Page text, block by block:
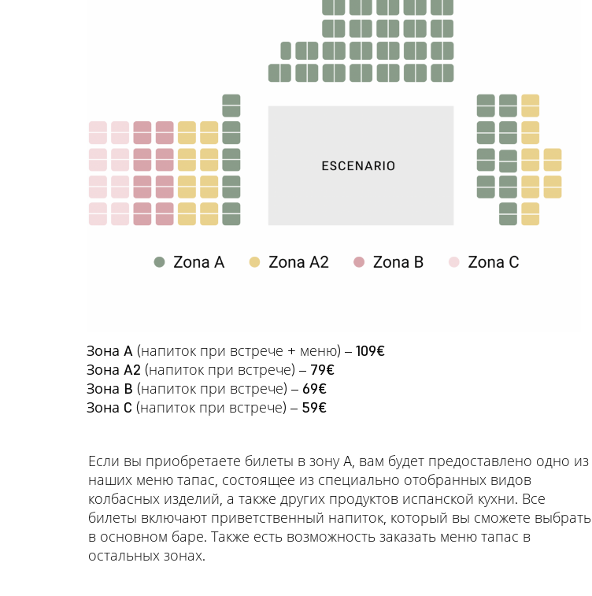
Зона A(напиток при встрече + меню) – 109€
Зона A2 (напиток при встрече) – 79€
Зона B (напиток при встрече) – 69€
Зона C (напиток при встрече) – 59€
Если вы приобретаете билеты в зону A, вам будет предоставлено одно из
наших меню тапас, состоящее из специально отобранных видов
колбасных изделий, а также других продуктов испанской кухни. Все
билеты включают приветственный напиток, который вы сможете выбрать
в основном баре. Также есть возможность заказать меню тапас в
остальных зонах.